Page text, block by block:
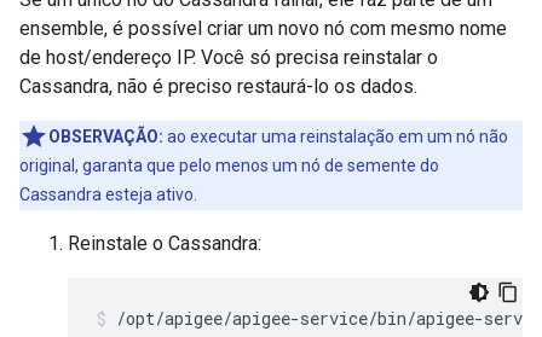
ensemble, é possível criar um novo nó com mesmo nome
de host/endereço IP. Você só precisa reinstalar o
Cassandra, não é preciso restaurá-lo os dados.
OBSERVAÇÃO: ao executar uma reinstalação em um nó não
original, garanta que pelo menos um nó de semente do
Cassandra esteja ativo.
Reinstale o Cassandra:
/opt/apigee/apigee-service/bin/apigee-